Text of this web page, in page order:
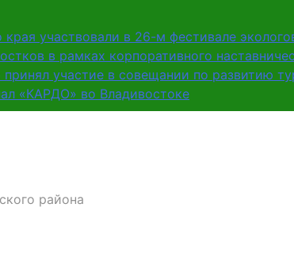
участвовали в 26-м фестивале
в рамках корпоративного
участие в совещании по развитию
«КАРДО» во Владивостоке
района